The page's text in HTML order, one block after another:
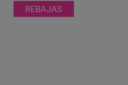
REBAJAS